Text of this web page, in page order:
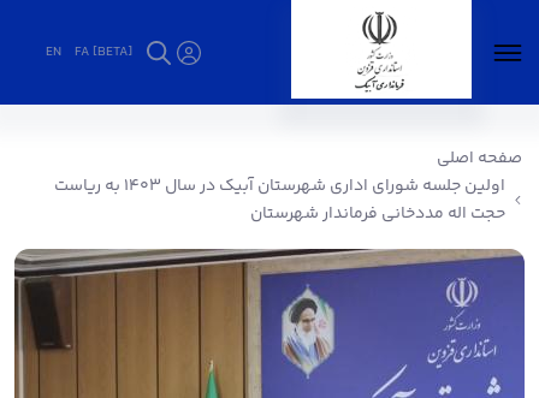
FA [BETA]
EN
۱۴۰۳ به ریاست حجت اله مددخانی فرماندار
شهرستان - فرمانداری آبیک
صفحه اصلی
اولین جلسه شورای اداری شهرستان آبیک در سال ۱۴۰۳ به ریاست
حجت اله مددخانی فرماندار شهرستان